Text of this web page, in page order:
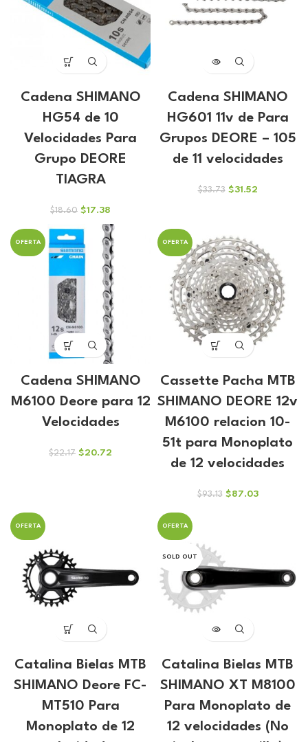
Cadena SHIMANO
HG54 de 10
Velocidades Para
Grupo DEORE
TIAGRA
$18.60 El
precio
original
era:
$18.60.
$17.38
precio
actual
es:
$17.38.
Cadena SHIMANO
HG601 11v de Para
Grupos DEORE – 105
de 11 velocidades
$33.73 El
$33.73.
$31.52El
OFERTA
Cadena SHIMANO
M6100 Deore para 12
Velocidades
$22.17 El
$20.72
OFERTA
Cassette Pacha MTB
SHIMANO DEORE 12v
M6100 relacion 10-
51t para Monoplato
de 12 velocidades
$93.13 El
$87.03El
OFERTA
Catalina Bielas MTB
SHIMANO Deore FC-
MT510 Para
Monoplato de 12
OFERTA
SOLD OUT
Catalina Bielas MTB
SHIMANO XT M8100
Para Monoplato de
12 velocidades (No